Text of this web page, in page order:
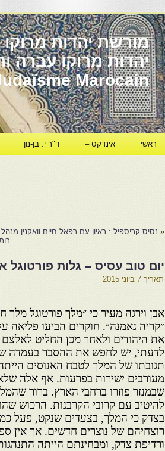
מורשת יהדות מרוקו
Marocain
ראשי אינדקס – ד"ר י. בן-נון
« נסיס קריספיל : ראיון עם רפאל חיים וואקנין
יום טוב עסיס – גלות
תאריך 7 ביוני 2015
אבן וירגה מעיר כי ״מלך פורטוגל מלך
״קריה נאמנה״. חוקרים הביעו
את היהודים ולאחר מכן החליט לאלצם
תגובתו של המלך לטבח האנוסים
מעורבים ישירות בפרעות. אף אלה
שבמנזר פוזרו ברחבי הארץ. ברור
להיטיב עם קרובי הקרבנות. הרכוש
בצדק כי המלך, בצעדים שנקט, פעל
רוצחיהם של נוצרים חדשים. אך אין
ורדיפת צדק, ומבחינתם הייתה